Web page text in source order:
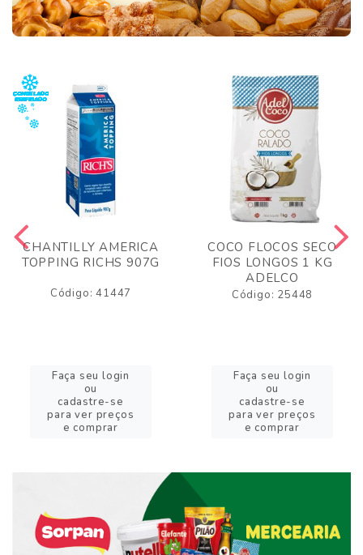
CHANTILLY AMERICA
TOPPING RICHS 907G
Código: 41447
Faça seu login
ou
cadastre-se
para ver preços
e comprar
COCO FLOCOS SECO
FIOS LONGOS 1 KG
ADELCO
Código: 25448
Faça seu login
ou
cadastre-se
para ver preços
e comprar